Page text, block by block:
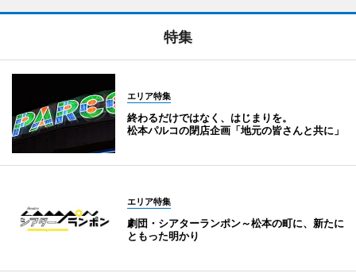
特集
エリア特集
終わるだけではなく、はじまりを。
松本パルコの閉店企画「地元の皆さんと共に」
エリア特集
劇団・シアターランポン～松本の町に、新たに
ともった明かり